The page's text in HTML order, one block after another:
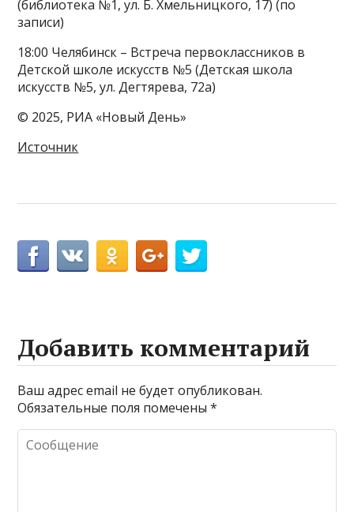
(библиотека №1, ул. Б. Хмельницкого, 17) (по
записи)
18:00 Челябинск – Встреча первоклассников в
Детской школе искусств №5 (Детская школа
искусств №5, ул. Дегтярева, 72а)
© 2025, РИА «Новый День»
Источник
Добавить комментарий
Ваш адрес email не будет опубликован.
Обязательные поля помечены*